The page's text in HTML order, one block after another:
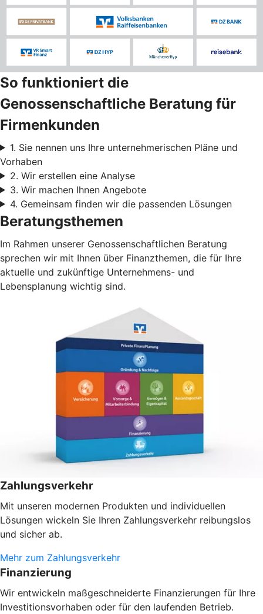
So funktioniert die
Genossenschaftliche Beratung für
Firmenkunden
1. Sie nennen uns Ihre unternehmerischen Pläne und
Vorhaben
2. Wir erstellen eine Analyse
3. Wir machen Ihnen Angebote
4. Gemeinsam finden wir die passenden Lösungen
Beratungsthemen
Im Rahmen unserer Genossenschaftlichen Beratung
sprechen wir mit Ihnen über Finanzthemen, die für Ihre
aktuelle und zukünftige Unternehmens- und
Lebensplanung wichtig sind.
Zahlungsverkehr
Mit unseren modernen Produkten und individuellen
Lösungen wickeln Sie Ihren Zahlungsverkehr reibungslos
und sicher ab.
Mehr zum Zahlungsverkehr
Finanzierung
Wir entwickeln maßgeschneiderte Finanzierungen für Ihre
Investitionsvorhaben oder für den laufenden Betrieb.